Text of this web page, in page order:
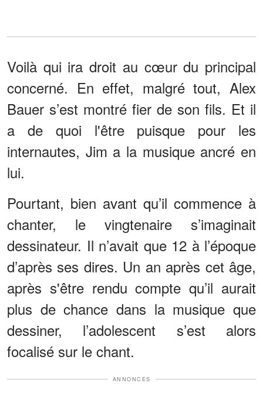
Voilà qui ira droit au cœur du principal
concerné. En effet, malgré tout, Alex
Bauer s’est montré fier de son fils. Et il
a de quoi l'être puisque pour les
internautes, Jim a la musique ancré en
lui.
Pourtant, bien avant qu’il commence à
chanter, le vingtenaire s’imaginait
dessinateur. Il n’avait que 12 à l’époque
d’après ses dires. Un an après cet âge,
après s'être rendu compte qu’il aurait
plus de chance dans la musique que
dessiner, l’adolescent s’est alors
focalisé sur le chant.
ANNONCES